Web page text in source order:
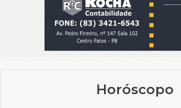
Horóscopo